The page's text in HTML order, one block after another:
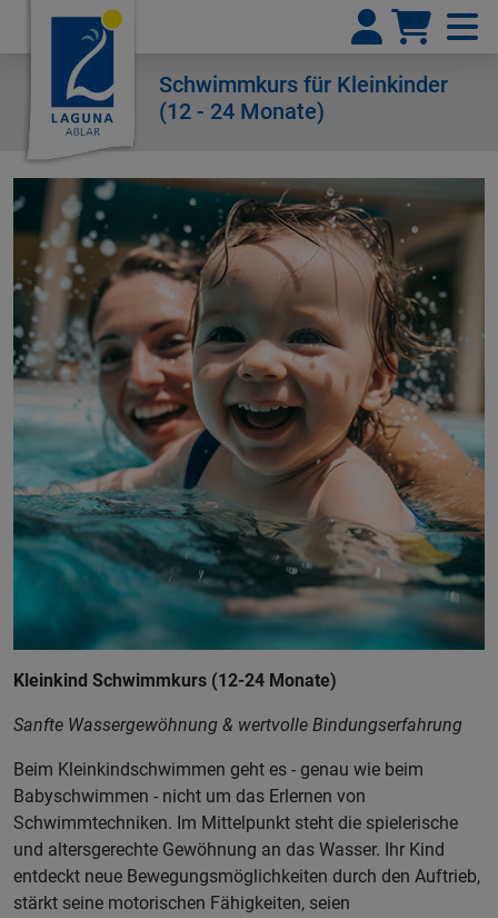
Schwimmkurs für Kleinkinder
(12 - 24 Monate)
Kleinkind Schwimmkurs (12-24 Monate)
Sanfte Wassergewöhnung & wertvolle Bindungserfahrung
Beim Kleinkindschwimmen geht es - genau wie beim
Babyschwimmen - nicht um das Erlernen von
Schwimmtechniken. Im Mittelpunkt steht die spielerische
und altersgerechte Gewöhnung an das Wasser. Ihr Kind
entdeckt neue Bewegungsmöglichkeiten durch den Auftrieb,
stärkt seine motorischen Fähigkeiten, seien